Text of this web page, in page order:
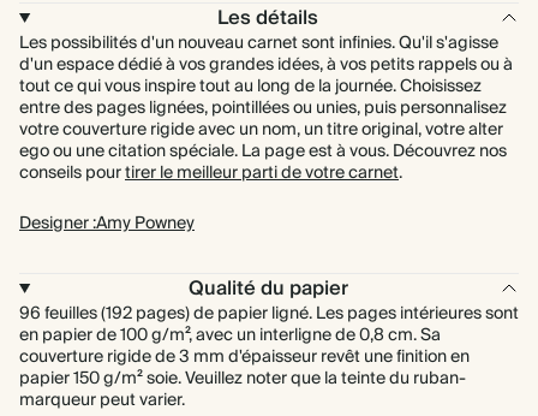
Les détails
Les possibilités d'un nouveau carnet sont infinies. Qu'il s'agisse
d'un espace dédié à vos grandes idées, à vos petits rappels ou à
tout ce qui vous inspire tout au long de la journée. Choisissez
entre des pages lignées, pointillées ou unies, puis personnalisez
votre couverture rigide avec un nom, un titre original, votre alter
ego ou une citation spéciale. La page est à vous. Découvrez nos
conseils pourtirer le meilleur parti de votre carnet.
Designer :Amy Powney
Qualité du papier
96 feuilles (192 pages) de papier ligné. Les pages intérieures sont
en papier de 100 g/m², avec un interligne de 0,8 cm. Sa
couverture rigide de 3 mm d'épaisseur revêt une finition en
papier 150 g/m² soie. Veuillez noter que la teinte du ruban-
marqueur peut varier.